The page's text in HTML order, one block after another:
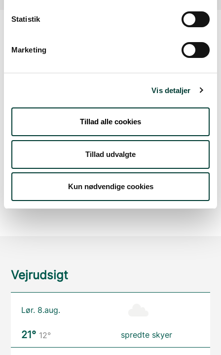
Statistik
Marketing
Vis detaljer
Tillad alle cookies
Tillad udvalgte
Kun nødvendige cookies
Sådan kommer du dertil
P-plads v. Egeskovvej
Parkeringsplads
Vejrudsigt
Lør. 8.aug.
21° 12° spredte skyer